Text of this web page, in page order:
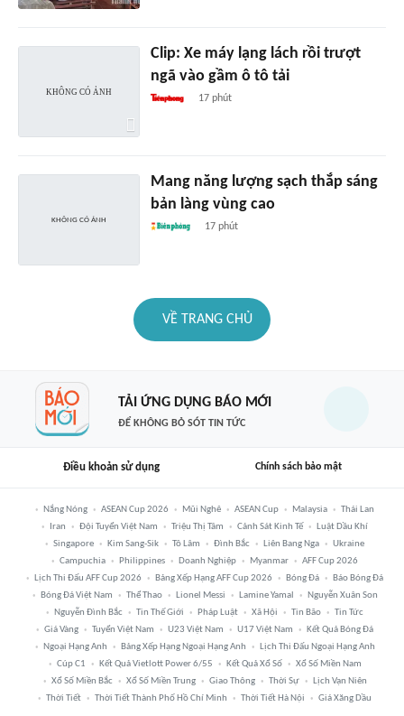
Clip: Xe máy lạng lách rồi trượt
ngã vào gầm ô tô tải
17 phút
Mang năng lượng sạch thắp sáng
bản làng vùng cao
17 phút
VỀ TRANG CHỦ
TẢI ỨNG DỤNG BÁO MỚI
ĐỂ KHÔNG BỎ SÓT TIN TỨC
Điều khoản sử dụng Chính sách bảo mật
Nắng Nóng ASEAN Cup 2026 Mũi Nghê ASEAN Cup Malaysia
Thái Lan
Iran
Đội Tuyển Việt Nam Triệu Thị Tâm Cảnh Sát Kinh Tế
Luật Dầu Khí
Singapore
Kim Sang-Sik Tô Lâm Đình Bắc Liên Bang Nga
Ukraine
Campuchia
Philippines Doanh Nghiệp Myanmar
AFF Cup 2026
Lịch Thi Đấu AFF Cup 2026
Bảng Xếp Hạng AFF Cup 2026 Bóng Đá
Báo Bóng Đá
Bóng Đá Việt Nam
Thể Thao Lionel Messi Lamine Yamal
Nguyễn Xuân Son
Nguyễn Đình Bắc
Tin Thế Giới Pháp Luật Xã Hội Tin Bão
Tin Tức
Giá Vàng
Tuyển Việt Nam U23 Việt Nam U17 Việt Nam
Kết Quả Bóng Đá
Ngoại Hạng Anh
Bảng Xếp Hạng Ngoại Hạng Anh
Lịch Thi Đấu Ngoại Hạng Anh
Cúp C1
Kết Quả Vietlott Power 6/55 Kết Quả Xổ Số
Xổ Số Miền Nam
Xổ Số Miền Bắc
Xổ Số Miền Trung Giao Thông Thời Sự
Lịch Vạn Niên
Thời Tiết
Thời Tiết Thành Phố Hồ Chí Minh Thời Tiết Hà Nội Giá Xăng Dầu